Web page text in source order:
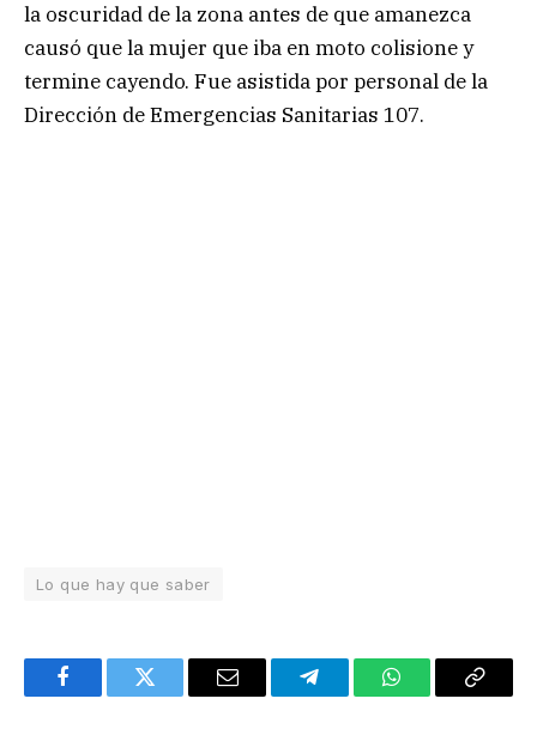
la oscuridad de la zona antes de que amanezca
causó que la mujer que iba en moto colisione y
termine cayendo. Fue asistida por personal de la
Dirección de Emergencias Sanitarias 107.
Lo que hay que saber
FacebookTwitter Email TelegramWhatsAppCopy